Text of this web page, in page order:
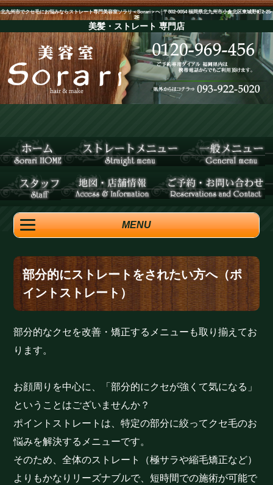
北九州市でクセ毛にお悩みならストレート専門美容室ソラリ＜Sorari＞へ│〒802-0054 福岡県北九州市小倉北区東城野町2-25-
2F
美髪・ストレート 専門店
MENU
部分的にストレートをされたい方へ（ポ
イントストレート）
部分的なクセを改善・矯正するメニューも取り揃えてお
ります。
お顔周りを中心に、「部分的にクセが強くて気になる」
ということはございませんか？
ポイントストレートは、特定の部分に絞ってクセ毛のお
悩みを解決するメニューです。
そのため、全体のストレート（極サラや縮毛矯正など）
よりもかなりリーズナブルで、短時間での施術が可能で